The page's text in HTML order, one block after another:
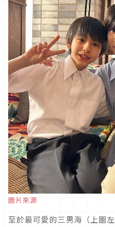
圖片來源
至於最可愛的三男海（上圖